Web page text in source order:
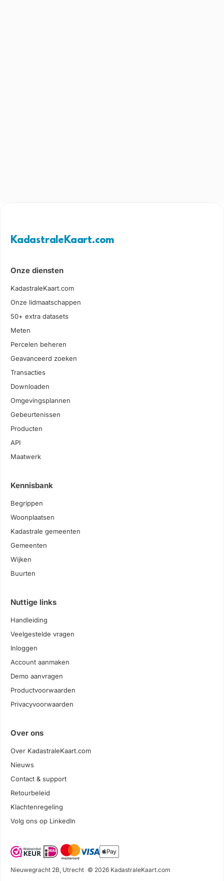
KadastraleKaart.com
Onze diensten
KadastraleKaart.com
Onze lidmaatschappen
50+ extra datasets
Meten
Percelen beheren
Geavanceerd zoeken
Transacties
Downloaden
Omgevingsplannen
Gebeurtenissen
Producten
API
Maatwerk
Kennisbank
Begrippen
Woonplaatsen
Kadastrale gemeenten
Gemeenten
Wijken
Buurten
Nuttige links
Handleiding
Veelgestelde vragen
Inloggen
Account aanmaken
Demo aanvragen
Productvoorwaarden
Privacyvoorwaarden
Over ons
Over KadastraleKaart.com
Nieuws
Contact & support
Retourbeleid
Klachtenregeling
Volg ons op LinkedIn
Nieuwegracht 2B, Utrecht © 2026 KadastraleKaart.com